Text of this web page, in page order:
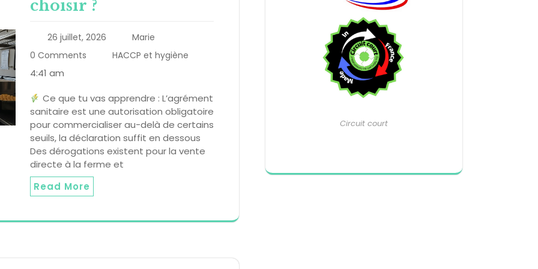
choisir ?
26 juillet, 2026
Marie
0 Comments
HACCP et hygiène
4:41 am
Ce que tu vas apprendre : L’agrément
sanitaire est une autorisation obligatoire
pour commercialiser au-delà de certains
seuils, la déclaration suffit en dessous
Des dérogations existent pour la vente
directe à la ferme et
Read More
Circuit court